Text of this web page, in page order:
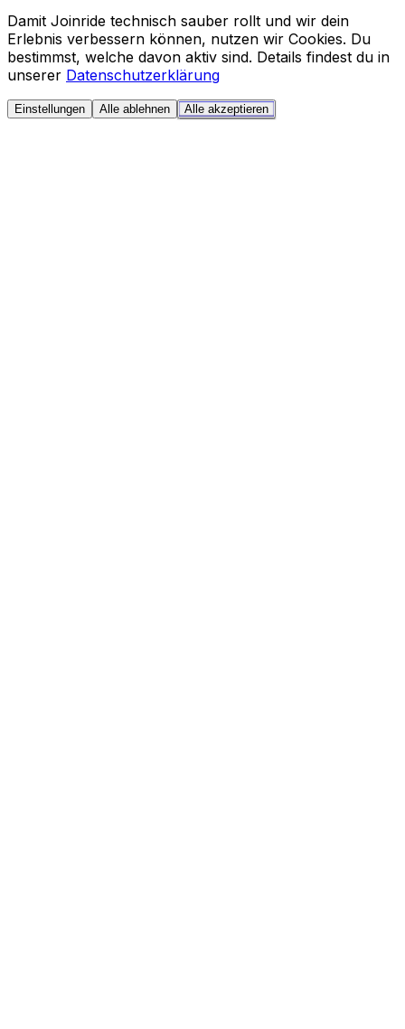
Damit Joinride technisch sauber rollt und wir dein
Erlebnis verbessern können, nutzen wir Cookies. Du
bestimmst, welche davon aktiv sind. Details findest du in
unserer Datenschutzerklärung
Einstellungen Alle ablehnen Alle akzeptieren